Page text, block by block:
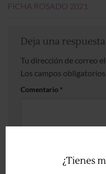
¿Tienes
FICHA ROSADO 2021
Deja una respuesta
Tu dirección de correo
Los campos
Comentario *